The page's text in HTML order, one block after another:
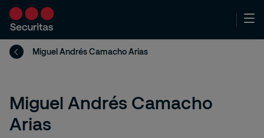
Miguel Andrés Camacho Arias
Miguel Andrés Camacho
Arias